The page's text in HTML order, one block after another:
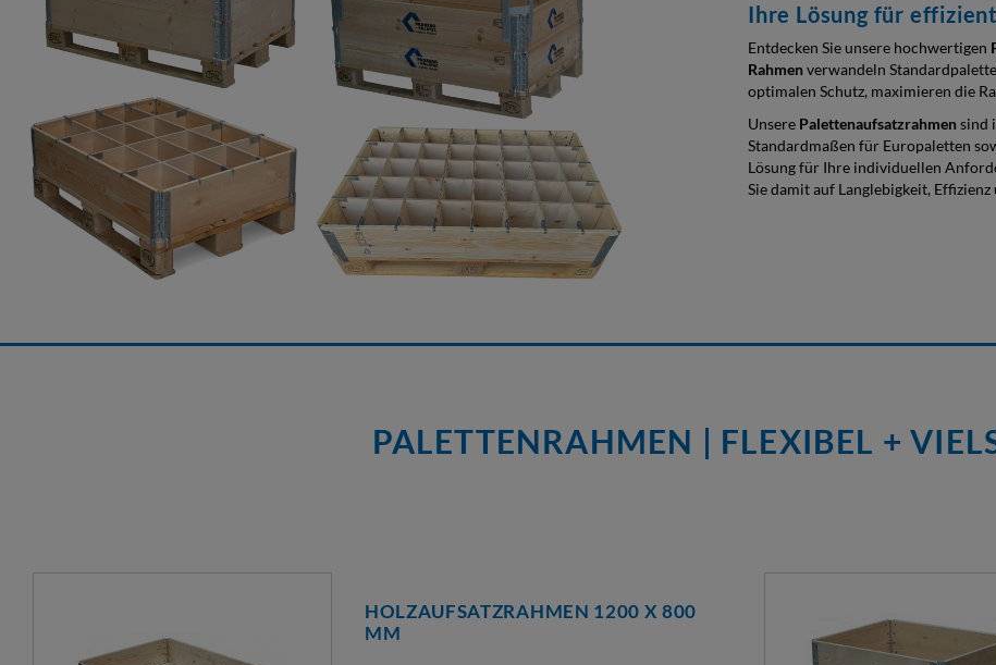
Ihre Lösung für
Entdecken Sie unsere hochwertigen
Rahmenverwandeln
optimalen Schutz, maximieren die
Unsere Palettenaufsatzrahmensind
Standardmaßen für Europaletten
Lösung für Ihre individuellen
Sie damit auf Langlebigkeit,
PALETTENRAHMEN | FLEXIBEL +
HOLZAUFSATZRAHMEN 1200 X 800
MM